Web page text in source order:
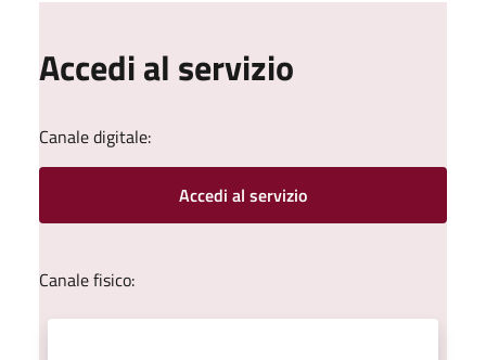
Accedi al servizio
Canale digitale:
Accedi al servizio
Canale fisico: